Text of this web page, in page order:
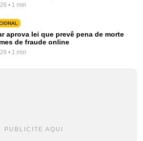
• 1 min
aprova lei que prevê pena de morte
de fraude online
• 1 min
PUBLICITE AQUI